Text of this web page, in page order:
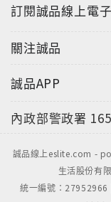
訂閱誠品線上電
關注誠品
誠品APP
內政部警政署
誠品線上eslite.com -
生活股份有
統一編號：27952966